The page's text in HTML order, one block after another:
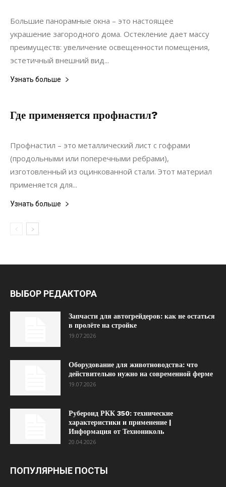
Большие панорамные окна – это настоящее
украшение загородного дома. Остекление дает массу
преимуществ: увеличение освещенности помещения,
эстетичный внешний вид...
Узнать больше
Где применяется профнастил?
24.06.2022
Профнастил – это металлический лист с гофрами
(продольными или поперечными ребрами),
изготовленный из оцинкованной стали. Этот материал
применяется для...
Узнать больше
ВЫБОР РЕДАКТОРА
Запчасти для автогрейдеров: как не остаться
в пролёте на стройке
19.07.2026
Оборудование для животноводства: что
действительно нужно на современной ферме
19.07.2026
Рубероид РКК 350: технические
характеристики и применение |
Информация от Технониколь
20.04.2026
ПОПУЛЯРНЫЕ ПОСТЫ